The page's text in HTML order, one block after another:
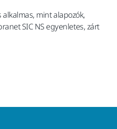
mint alapozók,
SIC NS egyenletes, zárt